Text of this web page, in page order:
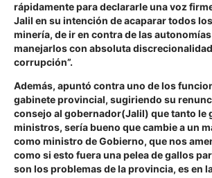
rápidamente para declararle una voz
Jalil en su intención de acaparar todos
minería, de ir en contra de las
manejarlos con absoluta
corrupción”.
Además, apuntó contra uno de los
gabinete provincial, sugiriendo su
consejo al gobernador(Jalil) que tanto le
ministros, sería bueno que cambie a un
como ministro de Gobierno, que nos
como si esto fuera una pelea de gallos
son los problemas de la provincia, es en